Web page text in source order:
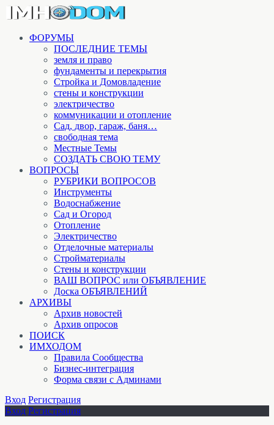
ФОРУМЫ
ПОСЛЕДНИЕ ТЕМЫ
земля и право
фундаменты и перекрытия
Стройка и Домовладение
стены и конструкции
электричество
коммуникации и отопление
Cад, двор, гараж, баня…
свободная тема
Местные Темы
СОЗДАТЬ СВОЮ ТЕМУ
ВОПРОСЫ
РУБРИКИ ВОПРОСОВ
Инструменты
Водоснабжение
Сад и Огород
Отопление
Электричество
Отделочные материалы
Стройматериалы
Стены и конструкции
ВАШ ВОПРОС или ОБЪЯВЛЕНИЕ
Доска ОБЪЯВЛЕНИЙ
АРХИВЫ
Архив новостей
Архив опросов
ПОИСК
ИМХОДОМ
Правила Сообщества
Бизнес-интеграция
Форма связи с Админами
Вход Регистрация
Вход Регистрация